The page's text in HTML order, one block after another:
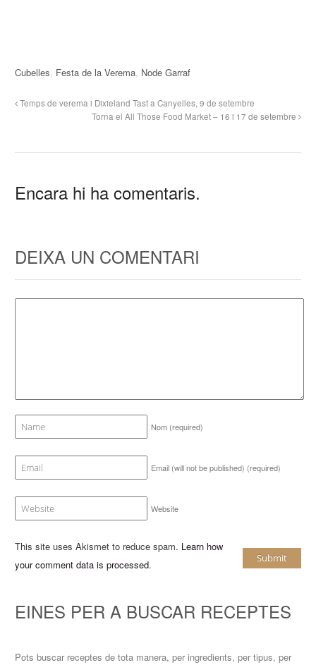
Cubelles, Festa de la Verema, Node Garraf
Temps de verema i Dixieland Tast a Canyelles, 9 de setembre
Torna el All Those Food Market – 16 i 17 de setembre
Encara hi ha comentaris.
DEIXA UN COMENTARI
Nom (required)
Email (will not be published) (required)
Website
This site uses Akismet to reduce spam. Learn how
your comment data is processed.
EINES PER A BUSCAR RECEPTES
Pots buscar receptes de tota manera, per ingredients, per tipus, per